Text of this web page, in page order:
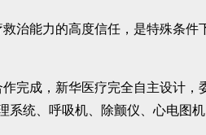
治能力的高度信任，是特殊条
完成，新华医疗完全自主设计
统、呼吸机、除颤仪、心电图